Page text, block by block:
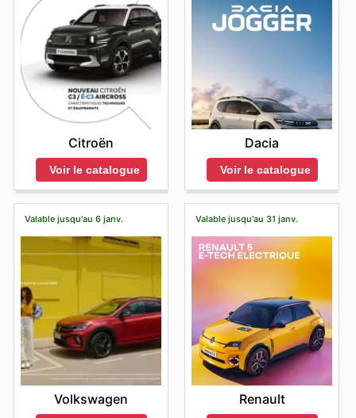
Citroën
Voir le catalogue
Dacia
Voir le catalogue
Valable jusqu'au 6 janv.
Volkswagen
Valable jusqu'au 31 janv.
Renault